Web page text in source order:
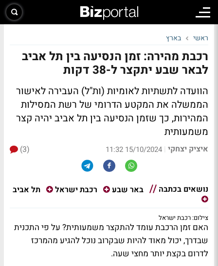
ראשי בארץ
רכבת מהירה: זמן הנסיעה בין תל אביב
לבאר שבע יתקצר ל-38 דקות
הוועדה לתשתיות לאומיות (ות"ל) העבירה לאישור
הממשלה את המקטע הדרומי של רשת המסילות
המהירות, כך שזמן הנסיעה בין תל אביב יהיה קצר
משמעותית
איציק יצחקי |
15/10/2024 11:32
(3)
נושאים בכתבה באר שבע רכבת ישראל תל אביב
צילום: רכבת ישראל
האם זמן הרכבת עומד להתקצר משמעותית? על פי התכנית
שבדרך, יכול מאוד להיות שבקרוב נוכל להגיע מהמרכז
לדרום בקצת יותר מחצי שעה.